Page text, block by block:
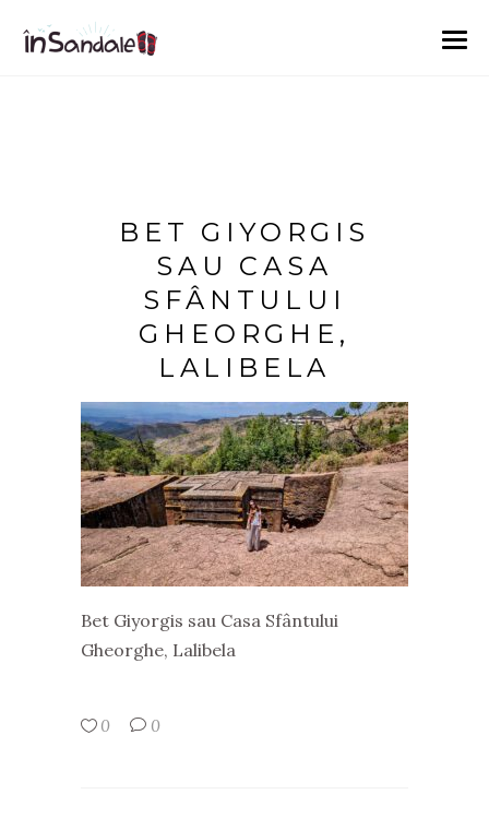
BET GIYORGIS
SAU CASA
SFÂNTULUI
GHEORGHE,
LALIBELA
Bet Giyorgis sau Casa Sfântului
Gheorghe, Lalibela
0 0